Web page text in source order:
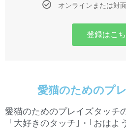
オンラインまたは対
登録はこ
愛猫のためのプ
愛猫のためのプレイズタッチ
「大好きのタッチ｣・｢おはよ